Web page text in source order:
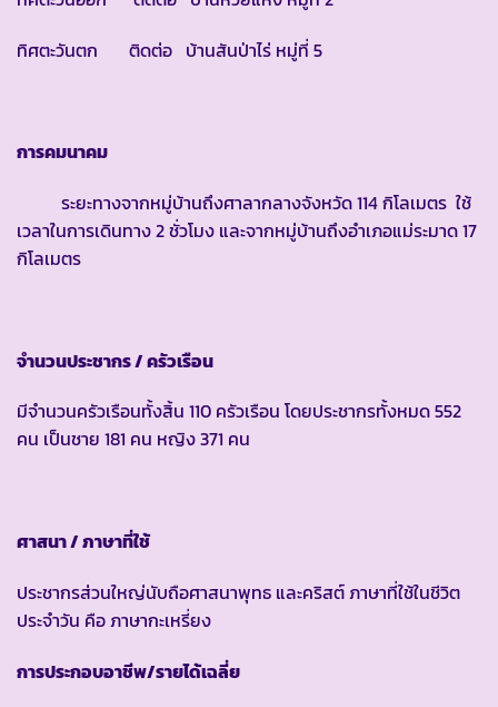
ทิศตะวันตก ติดต่อ บ้านสันป่าไร่ หมู่ที่ 5
การคมนาคม
ระยะทางจากหมู่บ้านถึงศาลากลางจังหวัด 114 กิโลเมตร ใช้
เวลาในการเดินทาง 2 ชั่วโมง และจากหมู่บ้านถึงอำเภอแม่ระมาด 17
กิโลเมตร
จำนวนประชากร / ครัวเรือน
มีจำนวนครัวเรือนทั้งสิ้น 110 ครัวเรือน โดยประชากรทั้งหมด 552
คน เป็นชาย 181 คน หญิง 371 คน
ศาสนา / ภาษาที่ใช้
ประชากรส่วนใหญ่นับถือศาสนาพุทธ และคริสต์ ภาษาที่ใช้ในชีวิต
ประจำวัน คือ ภาษากะเหรี่ยง
การประกอบอาชีพ/รายได้เฉลี่ย